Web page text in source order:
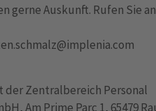
gerne Auskunft. Rufen Sie
der Zentralbereich Personal
Am Prime Parc 1, 65479